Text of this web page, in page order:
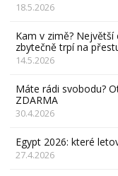
18.5.2026
Kam v zimě?
zbytečně trpí na
14.5.2026
Máte rádi svobodu?
ZDARMA
30.4.2026
Egypt 2026: které
27.4.2026